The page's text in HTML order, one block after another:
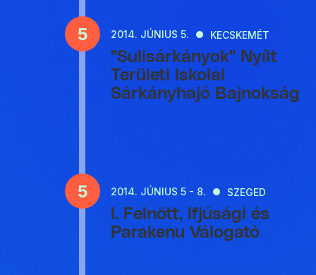
5 2014. JÚNIUS 5. KECSKEMÉT
"Sulisárkányok" Nyílt
Területi Iskolai
Sárkányhajó Bajnokság
5 2014. JÚNIUS 5 - 8. SZEGED
I. Felnőtt, Ifjúsági és
Parakenu Válogató